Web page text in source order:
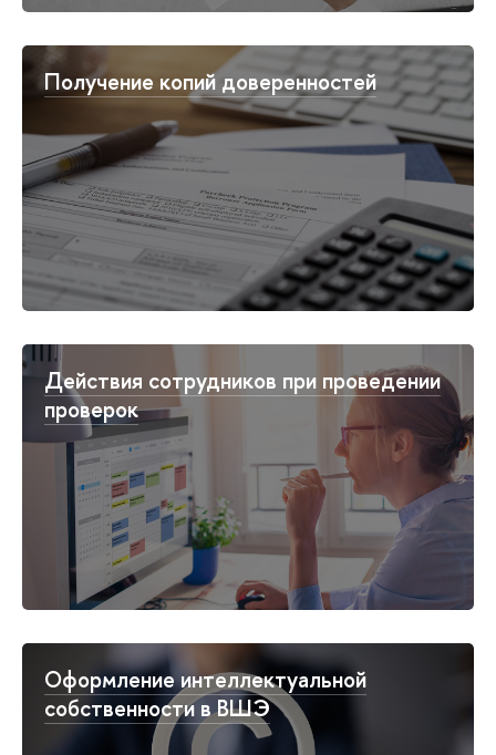
Получение копий доверенностей
Действия сотрудников при проведении
проверок
Оформление интеллектуальной
собственности в ВШЭ